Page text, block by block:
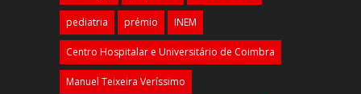
pediatria prémio INEM
Centro Hospitalar e Universitário de Coimbra
Manuel Teixeira Veríssimo